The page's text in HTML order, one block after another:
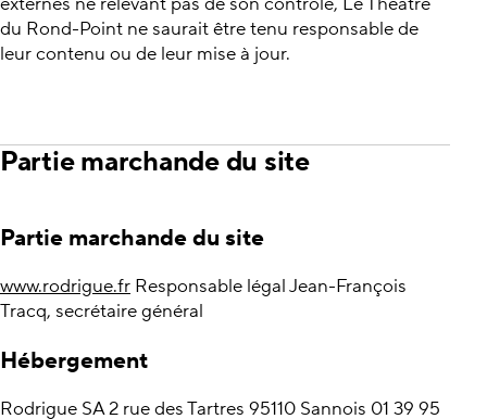
du Rond-Point ne saurait être tenu responsable de
leur contenu ou de leur mise à jour.
Partie marchande du site
Partie marchande du site
www.rodrigue.fr Responsable légal Jean-François
Tracq, secrétaire général
Hébergement
Rodrigue SA 2 rue des Tartres 95110 Sannois 01 39 95